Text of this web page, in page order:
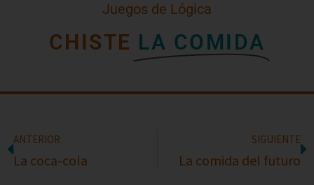
Juegos de Lógica
CHISTE LA COMIDA
ANTERIOR
La coca-cola
SIGUIENTE
La comida del futuro